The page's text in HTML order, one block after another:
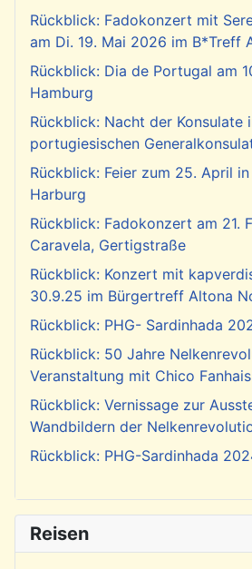
Rückblick: Fadokonzert mit
am Di. 19. Mai 2026 im B*Treff
Rückblick: Dia de Portugal am
Hamburg
Rückblick: Nacht der Konsulate
portugiesischen
Rückblick: Feier zum 25. April
Harburg
Rückblick: Fadokonzert am 21.
Caravela, Gertigstraße
Rückblick: Konzert mit
30.9.25 im Bürgertreff Altona
Rückblick: PHG- Sardinhada
Rückblick: 50 Jahre
Veranstaltung mit Chico
Rückblick: Vernissage zur
Wandbildern der
Rückblick: PHG-Sardinhada
Reisen